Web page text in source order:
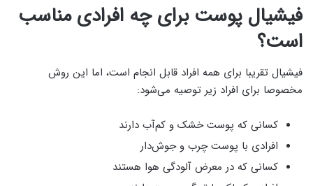
فیشیال پوست برای چه افرادی مناسب
است؟
فیشیال تقریبا برای همه افراد قابل انجام است، اما این روش
مخصوصا برای افراد زیر توصیه می‌شود:
کسانی که پوست خشک و کم‌آب دارند
افرادی با پوست چرب و جوش‌دار
کسانی که در معرض آلودگی هوا هستند